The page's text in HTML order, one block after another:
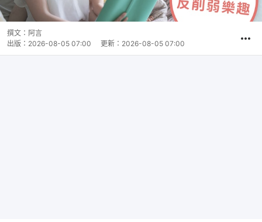
撰文： 阿言
出版： 2026-08-05 07:00 更新： 2026-08-05 07:00